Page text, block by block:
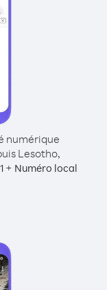
numérique
Lesotho,
1 + Numéro local